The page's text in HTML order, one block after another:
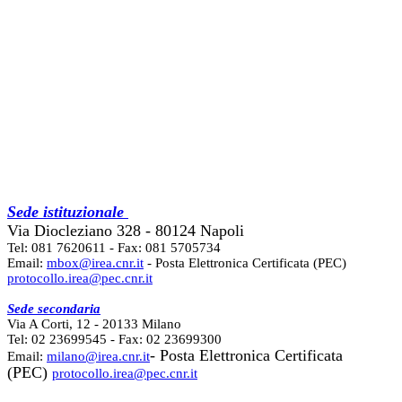
Sede istituzionale
Via Diocleziano 328 - 80124 Napoli
Tel: 081 7620611 - Fax: 081 5705734
Email: mbox@irea.cnr.it - Posta Elettronica Certificata (PEC)
protocollo.irea@pec.cnr.it
Sede secondaria
Via A Corti, 12 - 20133 Milano
Tel: 02 23699545 - Fax: 02 23699300
Email: milano@irea.cnr.it- Posta Elettronica Certificata
(PEC) protocollo.irea@pec.cnr.it